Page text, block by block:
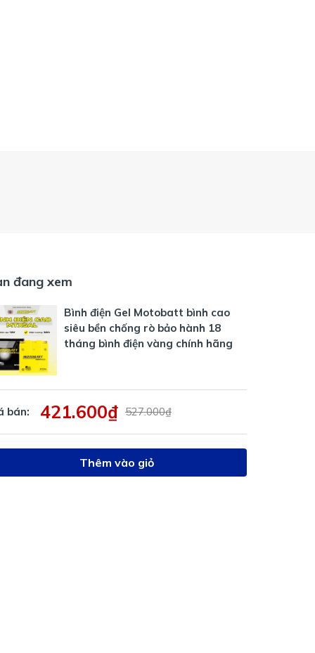
đang xem
Bình điện Gel Motobatt bình cao
siêu bền chống rò bảo hành 18
tháng bình điện vàng chính hãng
bán: 421.600₫ 527.000₫
Thêm vào giỏ